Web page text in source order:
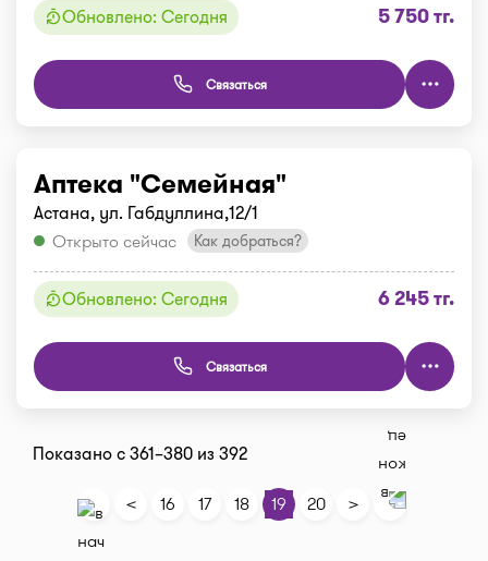
Обновлено: Сегодня 5 750 тг.
Связаться
Аптека "Семейная"
Астана, ул. Габдуллина,12/1
Открыто сейчас
Как добраться?
Обновлено: Сегодня 6 245 тг.
Связаться
Показано с 361–380 из 392
<
16 17 18 19 20 >